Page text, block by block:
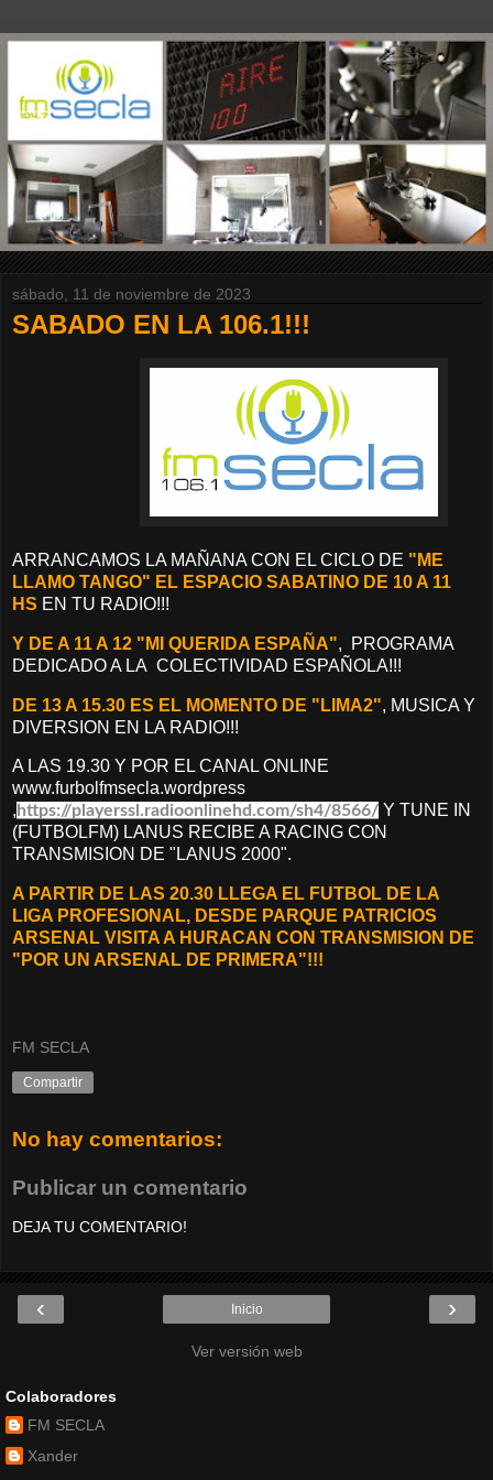
sábado, 11 de noviembre de 2023
SABADO EN LA 106.1!!!
ARRANCAMOS LA MAÑANA CON EL CICLO DE "ME
LLAMO TANGO" EL ESPACIO SABATINO DE 10 A 11
HS EN TU RADIO!!!
Y DE A 11 A 12 "MI QUERIDA ESPAÑA", PROGRAMA
DEDICADO A LA COLECTIVIDAD ESPAÑOLA!!!
DE 13 A 15.30 ES EL MOMENTO DE "LIMA2", MUSICA Y
DIVERSION EN LA RADIO!!!
A LAS 19.30 Y POR EL CANAL ONLINE
www.furbolfmsecla.wordpress
, https://playerssl.radioonlinehd.com/sh4/8566/ Y TUNE IN
(FUTBOLFM) LANUS RECIBE A RACING CON
TRANSMISION DE "LANUS 2000".
A PARTIR DE LAS 20.30 LLEGA EL FUTBOL DE LA
LIGA PROFESIONAL, DESDE PARQUE PATRICIOS
ARSENAL VISITA A HURACAN CON TRANSMISION DE
"POR UN ARSENAL DE PRIMERA"!!!
FM SECLA
Compartir
No hay comentarios:
Publicar un comentario
DEJA TU COMENTARIO!
‹ ›
Inicio
Ver versión web
Colaboradores
FM SECLA
Xander